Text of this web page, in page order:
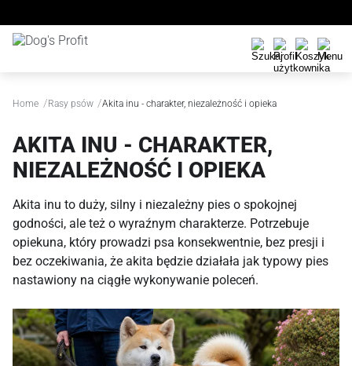
Home /Rasy psów /Akita inu - charakter, niezależność i opieka
AKITA INU - CHARAKTER,
NIEZALEŻNOŚĆ I OPIEKA
Akita inu to duży, silny i niezależny pies o spokojnej
godności, ale też o wyraźnym charakterze. Potrzebuje
opiekuna, który prowadzi psa konsekwentnie, bez presji i
bez oczekiwania, że akita będzie działała jak typowy pies
nastawiony na ciągłe wykonywanie poleceń.